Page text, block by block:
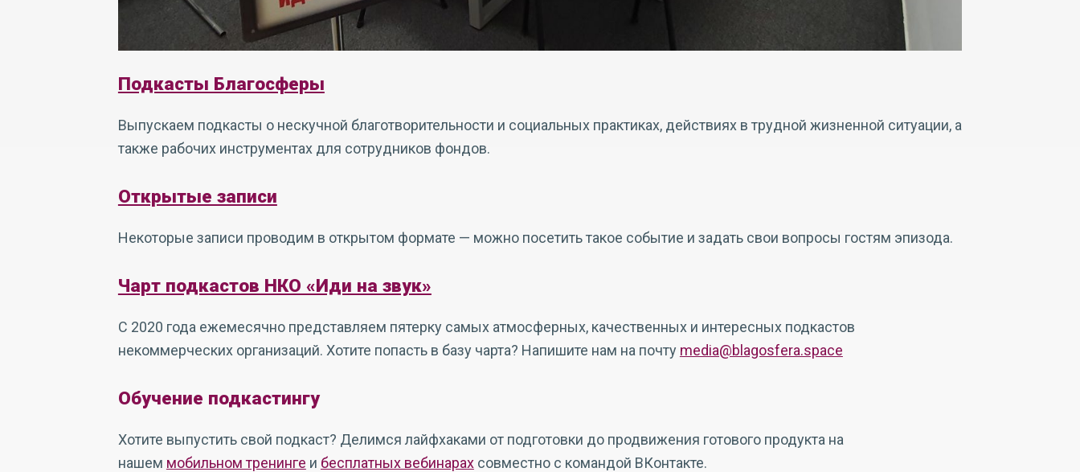
Подкасты Благосферы
Выпускаем подкасты о нескучной благотворительности и социальных практиках, действиях в трудной жизненной ситуации, а
также рабочих инструментах для сотрудников фондов.
Открытые записи
Некоторые записи проводим в открытом формате — можно посетить такое событие и задать свои вопросы гостям эпизода.
Чарт подкастов НКО «Иди на звук»
С 2020 года ежемесячно представляем пятерку самых атмосферных, качественных и интересных подкастов
некоммерческих организаций. Хотите попасть в базу чарта? Напишите нам на почту media@blagosfera.space
Обучение подкастингу
Хотите выпустить свой подкаст? Делимся лайфхаками от подготовки до продвижения готового продукта на
нашем мобильном тренинге и бесплатных вебинарахсовместно с командой ВКонтакте.